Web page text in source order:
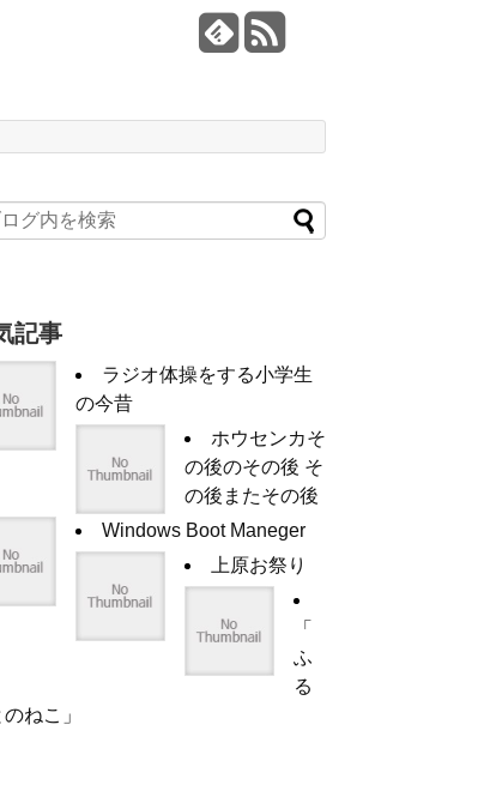
記事
ラジオ体操をする小学生
の今昔
ホウセンカそ
の後のその後 そ
の後またその後
Windows Boot Maneger
上原お祭り
「
ふ
る
ねこ」